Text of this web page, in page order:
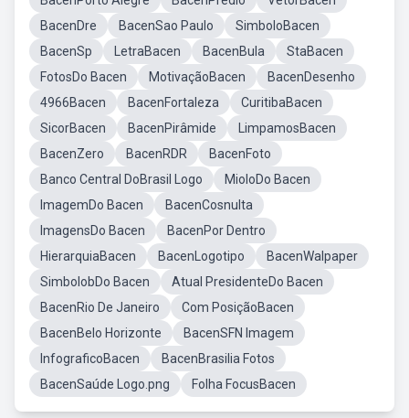
BacenDre
BacenSao Paulo
SimboloBacen
BacenSp
LetraBacen BacenBula
StaBacen
FotosDo Bacen
MotivaçãoBacen
BacenDesenho
4966Bacen
BacenFortaleza
CuritibaBacen
SicorBacen
BacenPirâmide
LimpamosBacen
BacenZero
BacenRDR
BacenFoto
Banco Central DoBrasil Logo
MioloDo Bacen
ImagemDo Bacen
BacenCosnulta
ImagensDo Bacen
BacenPor Dentro
HierarquiaBacen
BacenLogotipo
BacenWalpaper
SimbolobDo Bacen
Atual PresidenteDo Bacen
BacenRio De Janeiro
Com PosiçãoBacen
BacenBelo Horizonte
BacenSFN Imagem
InfograficoBacen
BacenBrasilia Fotos
BacenSaúde Logo.png
Folha FocusBacen